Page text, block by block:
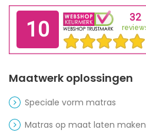
Maatwerk oplossingen
Speciale vorm matras
Matras op maat laten maken